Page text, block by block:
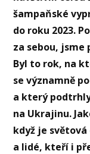
šampaňské
do roku 2023.
za sebou, jsme
Byl to rok, na
se významně
a který
na Ukrajinu.
když je
a lidé, kteří i